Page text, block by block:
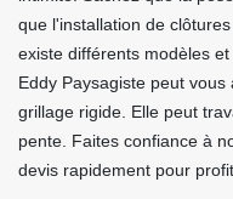
que l'installation de
existe différents modèles
Eddy Paysagiste peut
grillage rigide. Elle peut
pente. Faites confiance à
devis rapidement pour